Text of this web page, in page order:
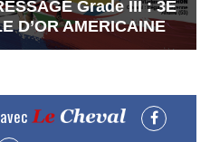
Grade III : 3È
D’OR AMERICAINE